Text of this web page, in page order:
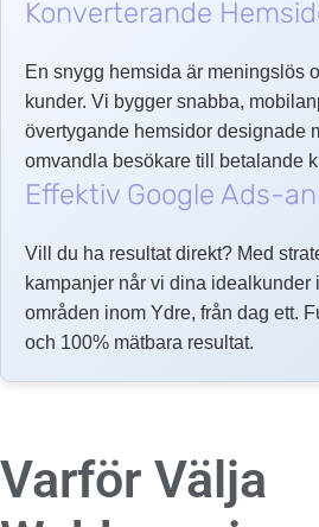
Konverterande
En snygg hemsida är meningslös
kunder. Vi bygger snabba,
övertygande hemsidor designade
omvandla besökare till betalande
Effektiv Google Ads-
Vill du ha resultat direkt? Med
kampanjer når vi dina idealkunder
områden inom Ydre, från dag ett.
och 100% mätbara resultat.
Varför Välja